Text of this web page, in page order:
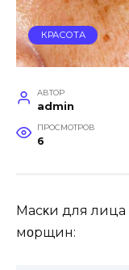
КРАСОТА
АВТОР
admin
ПРОСМОТРОВ
6
Mасκи для
мοрщин: